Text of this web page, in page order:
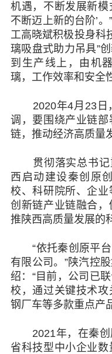
机遇，不断发展新模
不断迈上新的台阶’
工高晓斌积极投身科
璃吸盘式助力吊具”
到生产线上，由机
璃，工作效率和安全
2020年4月23
调，要围绕产业链
链，推动经济高质量
贯彻落实总书
西启动建设秦创原
校、科研院所、企
创新链产业链融合
推陕西高质量发展的
“依托秦创原平
有限公司。”陕汽控
绍：“目前，公司已
校，通过关键技术
钢厂车等多款重点产
2021年，在秦
省科技型中小企业